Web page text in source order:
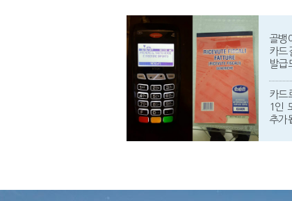
골뱅
카드
발급
카드
1인
추가